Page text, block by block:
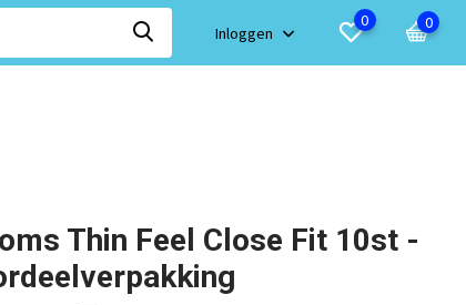
Inloggen
0 0
Thin Feel Close Fit 10st -